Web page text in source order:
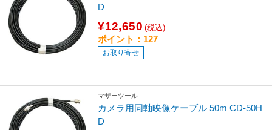
D
¥12,650 (税込)
ポイント：127
お取り寄せ
マザーツール
カメラ用同軸映像ケーブル 50m CD-50H
D